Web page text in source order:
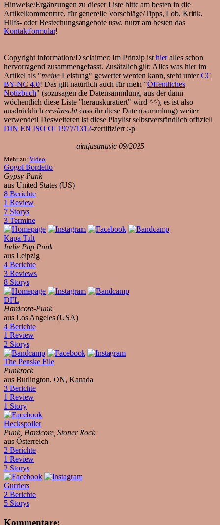
Hinweise/Ergänzungen zu dieser Liste bitte am besten in die
Artikelkommentare, für generelle Vorschläge/Tipps, Lob, Kritik,
Hilfs- oder Bestechungsangebote usw. nutzt am besten das
Kontaktformular!
Copyright information/Disclaimer: Im Prinzip ist hieralles schon
hervorragend zusammengefasst. Zusätzlich gilt: Alles was hier im
Artikel als "meine Leistung" gewertet werden kann, steht unterCC
BY-NC 4.0! Das gilt natürlich auch für mein "Öffentliches
Notizbuch" (sozusagen die Datensammlung, aus der dann
wöchentlich diese Liste "herauskuratiert" wird ^^), es ist also
ausdrücklich erwünschtdass ihr diese Daten(sammlung) weiter
verwendet! Desweiteren ist diese Playlist selbstverständlich offiziell
DIN EN ISO OI 1977/1312-zertifiziert ;-p
aintjustmusic 09/2025
Mehr zu: Video
Gogol Bordello
Gypsy-Punk
aus United States (US)
8 Berichte
1 Review
7 Storys
3 Termine
Kapa Tult
Indie Pop Punk
aus Leipzig
4 Berichte
3 Reviews
8 Storys
DFL
Hardcore-Punk
aus Los Angeles (USA)
4 Berichte
1 Review
2 Storys
The Penske File
Punkrock
aus Burlington, ON, Kanada
3 Berichte
1 Review
1 Story
Heckspoiler
Punk, Hardcore, Stoner Rock
aus Österreich
2 Berichte
1 Review
2 Storys
Gurriers
2 Berichte
5 Storys
Kommentare: